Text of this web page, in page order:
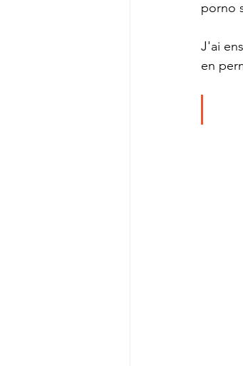
porno
J'ai
en